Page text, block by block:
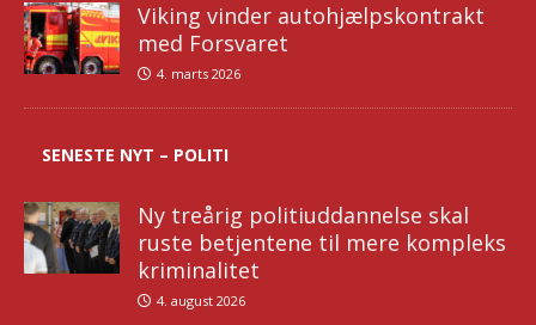
Viking vinder autohjælpskontrakt
med Forsvaret
4. marts 2026
SENESTE NYT – POLITI
Ny treårig politiuddannelse skal
ruste betjentene til mere kompleks
kriminalitet
4. august 2026